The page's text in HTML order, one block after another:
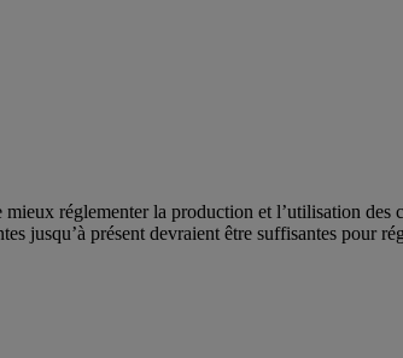
réglementer la production et l’utilisation des
jusqu’à présent devraient être suffisantes pour